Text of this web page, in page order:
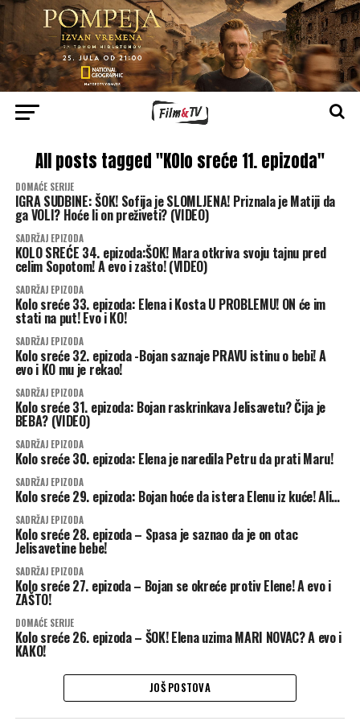
All posts tagged "KOlo sreće 11. epizoda"
DOMAĆE SERIJE
IGRA SUDBINE: ŠOK! Sofija je SLOMLJENA! Priznala je Matiji da
ga VOLI? Hoće li on preživeti? (VIDEO)
SADRŽAJ EPIZODA
KOLO SREĆE 34. epizoda:ŠOK! Mara otkriva svoju tajnu pred
celim Sopotom! A evo i zašto! (VIDEO)
SADRŽAJ EPIZODA
Kolo sreće 33. epizoda: Elena i Kosta U PROBLEMU! ON će im
stati na put! Evo i KO!
SADRŽAJ EPIZODA
Kolo sreće 32. epizoda -Bojan saznaje PRAVU istinu o bebi! A
evo i KO mu je rekao!
SADRŽAJ EPIZODA
Kolo sreće 31. epizoda: Bojan raskrinkava Jelisavetu? Čija je
BEBA? (VIDEO)
SADRŽAJ EPIZODA
Kolo sreće 30. epizoda: Elena je naredila Petru da prati Maru!
SADRŽAJ EPIZODA
Kolo sreće 29. epizoda: Bojan hoće da istera Elenu iz kuće! Ali…
SADRŽAJ EPIZODA
Kolo sreće 28. epizoda – Spasa je saznao da je on otac
Jelisavetine bebe!
SADRŽAJ EPIZODA
Kolo sreće 27. epizoda – Bojan se okreće protiv Elene! A evo i
ZAŠTO!
DOMAĆE SERIJE
Kolo sreće 26. epizoda – ŠOK! Elena uzima MARI NOVAC? A evo i
KAKO!
JOŠ POSTOVA